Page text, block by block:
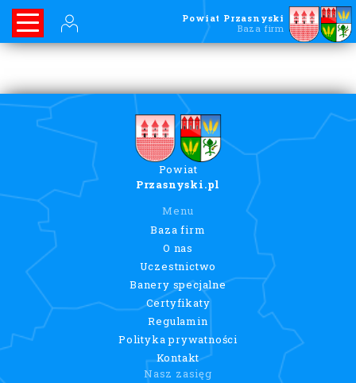
Powiat Przasnyski
Baza firm
Powiat
Przasnyski.pl
Menu
Baza firm
O nas
Uczestnictwo
Banery specjalne
Certyfikaty
Regulamin
Polityka prywatności
Kontakt
Nasz zasięg